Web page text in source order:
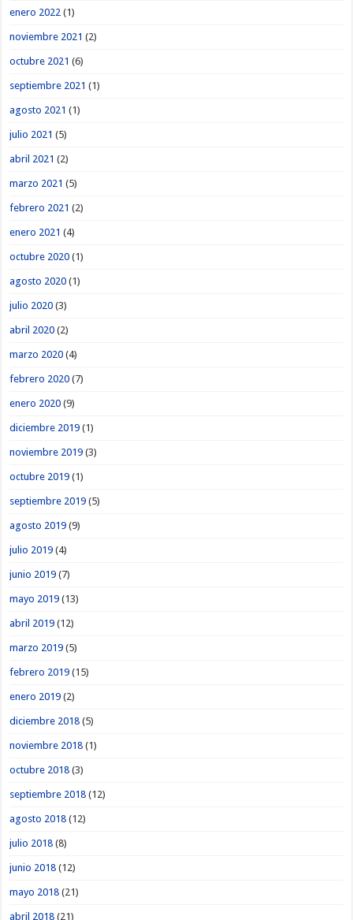
enero 2022 (1)
noviembre 2021 (2)
octubre 2021 (6)
septiembre 2021 (1)
agosto 2021 (1)
julio 2021 (5)
abril 2021 (2)
marzo 2021 (5)
febrero 2021 (2)
enero 2021 (4)
octubre 2020 (1)
agosto 2020 (1)
julio 2020 (3)
abril 2020 (2)
marzo 2020 (4)
febrero 2020 (7)
enero 2020 (9)
diciembre 2019 (1)
noviembre 2019 (3)
octubre 2019 (1)
septiembre 2019 (5)
agosto 2019 (9)
julio 2019 (4)
junio 2019 (7)
mayo 2019 (13)
abril 2019 (12)
marzo 2019 (5)
febrero 2019 (15)
enero 2019 (2)
diciembre 2018 (5)
noviembre 2018 (1)
octubre 2018 (3)
septiembre 2018 (12)
agosto 2018 (12)
julio 2018 (8)
junio 2018 (12)
mayo 2018 (21)
abril 2018 (21)